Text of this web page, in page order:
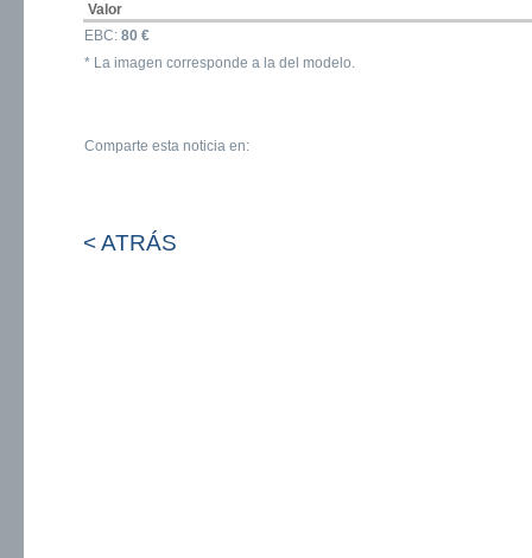
Valor
EBC: 80 €
* La imagen corresponde a la del modelo.
Comparte esta noticia en:
< ATRÁS